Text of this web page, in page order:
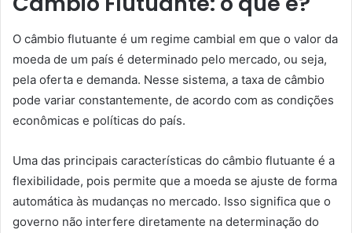
O câmbio flutuante é um regime cambial em que o valor da
moeda de um país é determinado pelo mercado, ou seja,
pela oferta e demanda. Nesse sistema, a taxa de câmbio
pode variar constantemente, de acordo com as condições
econômicas e políticas do país.
Uma das principais características do câmbio flutuante é a
flexibilidade, pois permite que a moeda se ajuste de forma
automática às mudanças no mercado. Isso significa que o
governo não interfere diretamente na determinação do